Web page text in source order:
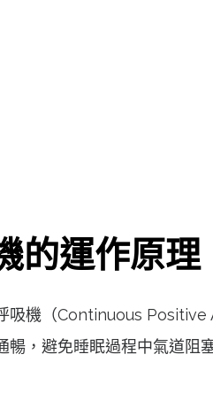
的運作原理
吸機（Continuous
，避免睡眠過程中氣道